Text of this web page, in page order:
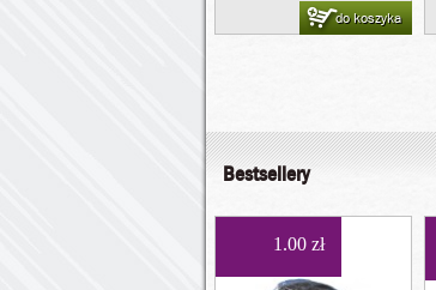
do koszyka
Bestsellery
1.00 zł